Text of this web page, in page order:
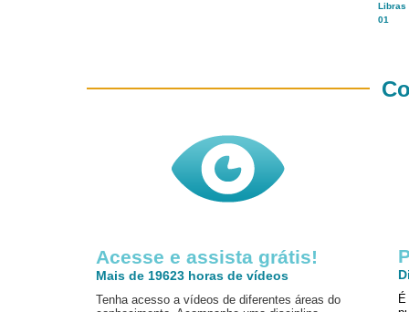
Libras
01
Acesse e assista grátis!
Mais de 19623 horas de vídeos
Tenha acesso a vídeos de diferentes áreas do